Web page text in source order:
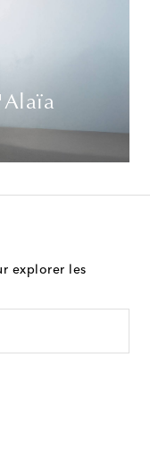
explorer les